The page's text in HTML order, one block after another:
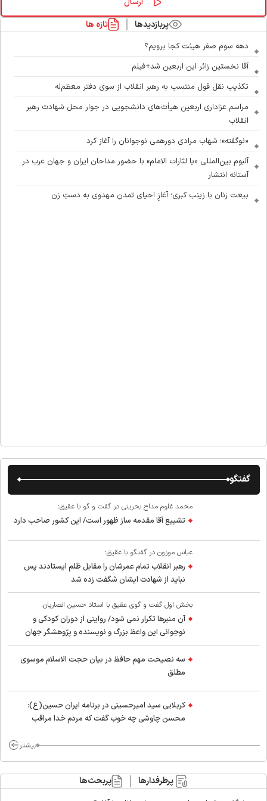
پربازدیدها تازه ها
دهه سوم صفر هیئت کجا برویم؟
آقا نخستین زائر این اربعین شد+فیلم
تکذیب نقل قول منتسب به رهبر انقلاب از سوی دفتر معظم‌له
مراسم عزاداری اربعین هیأت‌های دانشجویی در جوار محل شهادت رهبر
انقلاب
«نوگفته»؛ شهاب مرادی دورهمی نوجوانان را آغاز کرد
آلبوم بین‌المللی «یا لثارات الامام» با حضور مداحان ایران و جهان عرب در
آستانه انتشار
بیعت زنان با زینب کبری؛ آغازِ احیای تمدنِ مهدوی به دستِ زن
گفتگو
محمد غلوم مداح بحرینی در گفت و گو با عقیق:
تشییع آقا مقدمه ساز ظهور است/ این کشور صاحب دارد
عباس موزون در گفتگو با عقیق:
رهبر انقلاب تمام عمرشان را مقابل ظلم ایستادند پس
نباید از شهادت ایشان شگفت زده شد
بخش اول گفت و گوی عقیق با استاد حسین انصاریان:
آن منبرها تکرار نمی شود/ روایتی از دوران کودکی و
نوجوانی این واعظ بزرگ و نویسنده و پژوهشگر جهان
اسلام
سه نصیحت مهم حافظ در بیان حجت الاسلام موسوی
مطلق
کربلایی سید امیر‌حسینی در برنامه ایران حسین(ع):
محسن چاوشی چه خوب گفت که مردم خدا مراقب
بیشتر
پرطرفدارها پربحث‌ها